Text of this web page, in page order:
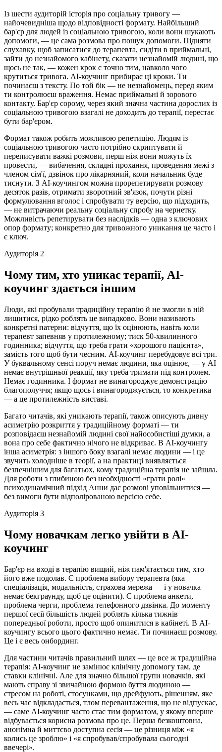
Із шести аудиторій історія про соціальну тривогу —
найочевидніша щодо відповідності формату. Найбільший
бар'єр для людей із соціальною тривогою, коли вони шукають
допомоги, — це сама розмова про пошук допомоги. Підняти
слухавку, щоб записатися до терапевта, сидіти в приймальні,
зайти до незнайомого кабінету, сказати незнайомій людині, що
щось не так, — кожен крок є точно тим, навколо чого
крутиться тривога. AI-коучинг прибирає ці кроки. Ти
починаєш з тексту. По той бік — не незнайомець, перед яким
ти контролюєш враження. Немає приймальні й зорового
контакту. Бар'єр сорому, через який значна частина дорослих із
соціальною тривогою взагалі не доходить до терапії, перестає
бути бар'єром.
Формат також робить можливою репетицію. Людям із
соціальною тривогою часто потрібно скриптувати й
переписувати важкі розмови, перш ніж вони можуть їх
провести, — вибачення, складні прохання, проведення межі з
членом сім'ї, дзвінок про лікарняний, коли начальник буде
тиснути. З AI-коучингом можна прорепетирувати розмову
десяток разів, отримати зворотний зв'язок, почути різні
формулювання вголос і спробувати ту версію, що підходить,
— не витрачаючи реальну соціальну спробу на чернетку.
Можливість репетирувати без наслідків — одна з ключових
опор формату; конкретно для тривожного уникання це часто і
є ключ.
Аудиторія 2
Чому тим, хто уникає терапії, AI-
коучинг здається іншим
Люди, які пробували традиційну терапію й не змогли в ній
лишитися, рідко роблять це випадково. Вони називають
конкретні патерни: відчуття, що їх оцінюють, навіть коли
терапевт запевняв у протилежному; тиск 50-хвилинного
годинника; відчуття, що треба грати «хорошого пацієнта»,
замість того щоб бути чесним. AI-коучинг перебудовує всі три.
У буквальному сенсі поруч немає людини, яка оцінює, — у AI
немає внутрішньої реакції, яку треба тримати під контролем.
Немає годинника. І формат не винагороджує демонстрацію
благополуччя; якщо щось і винагороджується, то конкретика
— а це протилежність виставі.
Багато читачів, які уникають терапії, також описують дивну
асиметрію розкриття у традиційному форматі — ти
розповідаєш незнайомій людині свої найособистіші думки, а
вона про себе фактично нічого не відкриває. В AI-коучингу
інша асиметрія: з іншого боку взагалі немає людини — і це
звучить холодніше в теорії, а на практиці виявляється
безпечнішим для багатьох, кому традиційна терапія не зайшла.
Для роботи з глибиною без необхідності «грати ролі»
психодинамічний підхід Анни дає розмові уповільнитися —
без вимоги бути відполірованою версією себе.
Аудиторія 3
Чому новачкам легко увійти в AI-
коучинг
Бар'єр на вході в терапію вищий, ніж пам'ятається тим, хто
його вже подолав. Є проблема вибору терапевта (яка
спеціалізація, модальність, страхова мережа — і у новачка
немає бекграунду, щоб це оцінити). Є проблема анкети,
проблема черги, проблема телефонного дзвінка. До моменту
першої сесії більшість людей роблять кілька тижнів
попередньої роботи, просто щоб опинитися в кабінеті. В AI-
коучингу всього цього фактично немає. Ти починаєш розмову.
Це і є весь онбординг.
Для частини читачів правильний шлях — це все ж традиційна
терапія: AI-коучинг не замінює клінічну допомогу там, де
ставки клінічні. Але для значно більшої групи новачків, які
мають справу зі звичайною формою буття людиною —
стресом на роботі, стосунками, що дрейфують, рішенням, яке
весь час відкладається, тлом перевантаження, що не відпускає,
— саме AI-коучинг часто стає тим форматом, у якому вперше
відбувається корисна розмова про це. Перша безкоштовна,
анонімна й миттєво доступна сесія — це різниця між «я
колись це зроблю» і «я спробував/спробувала сьогодні
ввечері».